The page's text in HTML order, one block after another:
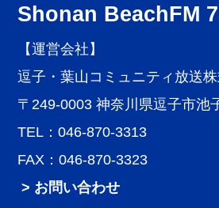
Shonan BeachFM
【運営会社】
逗子・葉山コミュニティ放送
〒249-0003 神奈川県逗子市池
TEL：046-870-3313
FAX：046-870-3323
> お問い合わせ